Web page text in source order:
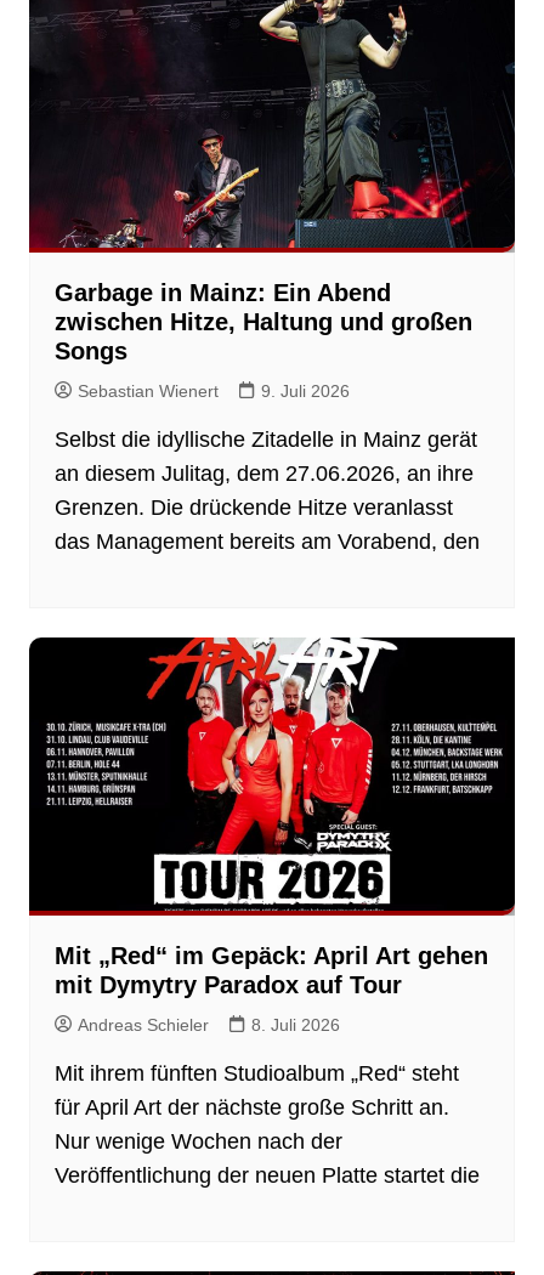
Garbage in Mainz: Ein Abend
zwischen Hitze, Haltung und großen
Songs
Sebastian Wienert 9. Juli 2026
Selbst die idyllische Zitadelle in Mainz gerät
an diesem Julitag, dem 27.06.2026, an ihre
Grenzen. Die drückende Hitze veranlasst
das Management bereits am Vorabend, den
Mit „Red“ im Gepäck: April Art gehen
mit Dymytry Paradox auf Tour
Andreas Schieler 8. Juli 2026
Mit ihrem fünften Studioalbum „Red“ steht
für April Art der nächste große Schritt an.
Nur wenige Wochen nach der
Veröffentlichung der neuen Platte startet die